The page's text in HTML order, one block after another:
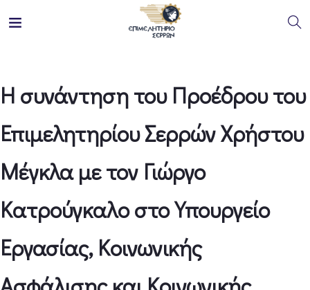
Η συνάντηση του Προέδρου του
Επιμελητηρίου Σερρών Xρήστου
Μέγκλα με τον Γιώργο
Κατρούγκαλο στο Υπουργείο
Εργασίας, Κοινωνικής